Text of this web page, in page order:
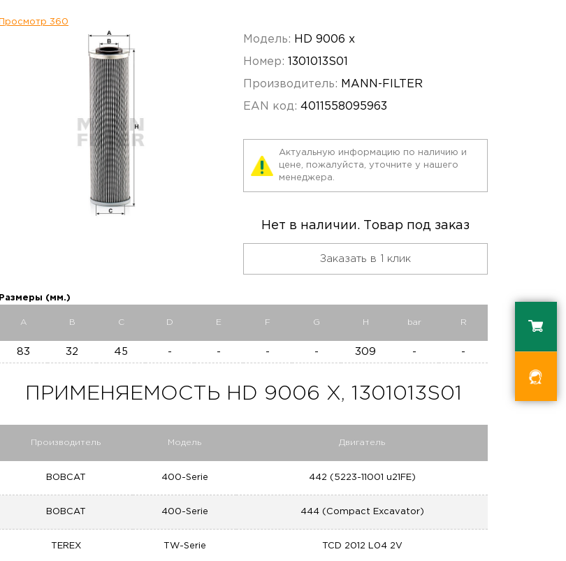
Просмотр 360
Модель: HD 9006 x
Номер: 1301013S01
Производитель: MANN-FILTER
EAN код: 4011558095963
Актуальную информацию по наличию и
цене, пожалуйста, уточните у нашего
менеджера.
Нет в наличии. Товар под заказ
Заказать в 1 клик
Размеры (мм.)
A B C D E F G H bar R
83 32 45 - - - - 309 - -
ПРИМЕНЯЕМОСТЬ HD 9006 X, 1301013S01
Производитель Модель Двигатель
BOBCAT 400-Serie 442 (5223-11001 u21FE)
BOBCAT 400-Serie 444 (Compact Excavator)
TEREX TW-Serie TCD 2012 L04 2V